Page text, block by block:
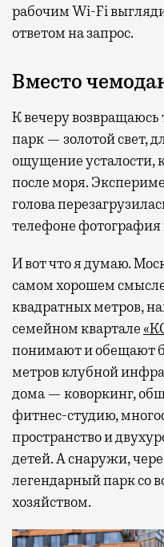
рабочим Wi-Fi
ответом на запрос.
Вместо
К вечеру
парк — золотой свет,
ощущение усталости,
после моря.
голова
телефоне фотография
И вот что я думаю.
самом хорошем
квадратных метров,
семейном квартале
понимают и обещают
метров клубной
дома — коворкинг,
фитнес-студию,
пространство и
детей. А снаружи,
легендарный парк со
хозяйством.